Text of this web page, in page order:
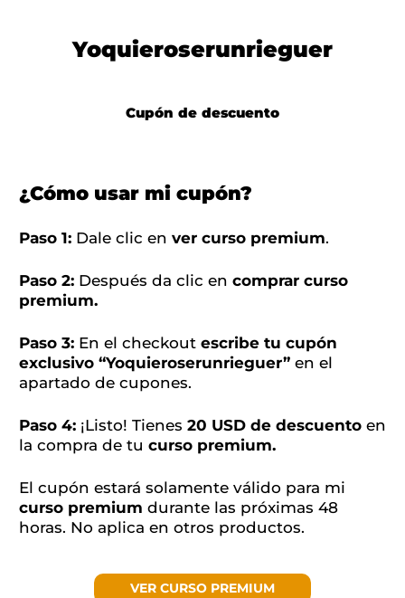
Yoquieroserunrieguer
Cupón de descuento
¿Cómo usar mi cupón?
Paso 1: Dale clic en ver curso premium.
Paso 2: Después da clic en comprar curso
premium.
Paso 3: En el checkout escribe tu cupón
exclusivo “Yoquieroserunrieguer” en el
apartado de cupones.
Paso 4: ¡Listo! Tienes 20 USD de descuento en
la compra de tu curso premium.
El cupón estará solamente válido para mi
curso premium durante las próximas 48
horas. No aplica en otros productos.
VER CURSO PREMIUM